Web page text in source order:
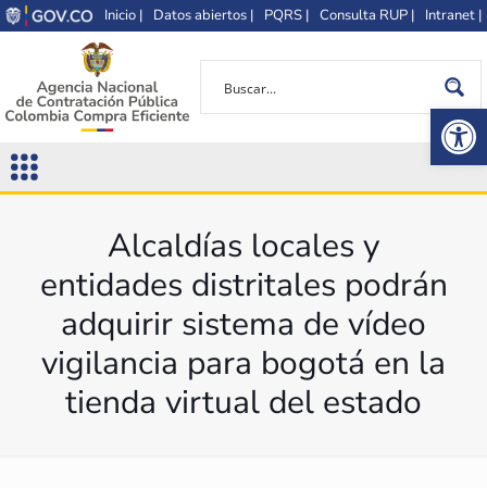
Inicio | Datos abiertos | PQRS | Consulta RUP | Intranet |
Alcaldías locales y
entidades distritales podrán
adquirir sistema de vídeo
vigilancia para bogotá en la
tienda virtual del estado